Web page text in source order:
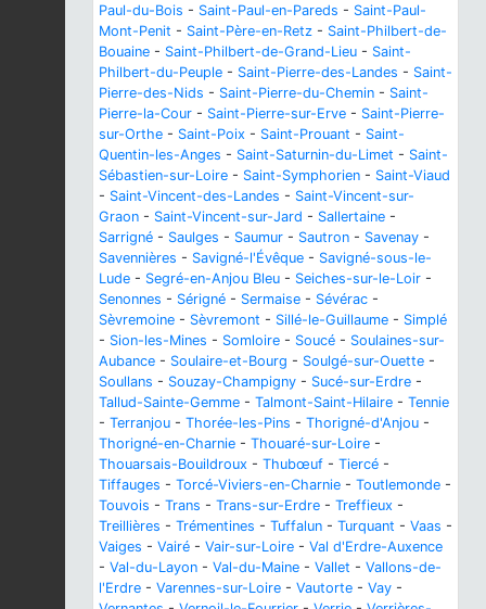
Paul-du-Bois - Saint-Paul-en-Pareds - Saint-Paul-
Mont-Penit - Saint-Père-en-Retz - Saint-Philbert-de-
Bouaine - Saint-Philbert-de-Grand-Lieu - Saint-
Philbert-du-Peuple - Saint-Pierre-des-Landes - Saint-
Pierre-des-Nids - Saint-Pierre-du-Chemin - Saint-
Pierre-la-Cour - Saint-Pierre-sur-Erve - Saint-Pierre-
sur-Orthe - Saint-Poix - Saint-Prouant - Saint-
Quentin-les-Anges - Saint-Saturnin-du-Limet - Saint-
Sébastien-sur-Loire - Saint-Symphorien - Saint-Viaud
- Saint-Vincent-des-Landes - Saint-Vincent-sur-
Graon - Saint-Vincent-sur-Jard - Sallertaine -
Sarrigné - Saulges - Saumur - Sautron - Savenay -
Savennières - Savigné-l'Évêque - Savigné-sous-le-
Lude - Segré-en-Anjou Bleu - Seiches-sur-le-Loir -
Senonnes - Sérigné - Sermaise - Sévérac -
Sèvremoine - Sèvremont - Sillé-le-Guillaume - Simplé
- Sion-les-Mines - Somloire - Soucé - Soulaines-sur-
Aubance - Soulaire-et-Bourg - Soulgé-sur-Ouette -
Soullans - Souzay-Champigny - Sucé-sur-Erdre -
Tallud-Sainte-Gemme - Talmont-Saint-Hilaire - Tennie
- Terranjou - Thorée-les-Pins - Thorigné-d'Anjou -
Thorigné-en-Charnie - Thouaré-sur-Loire -
Thouarsais-Bouildroux - Thubœuf - Tiercé -
Tiffauges - Torcé-Viviers-en-Charnie - Toutlemonde -
Touvois - Trans - Trans-sur-Erdre - Treffieux -
Treillières - Trémentines - Tuffalun - Turquant - Vaas -
Vaiges - Vairé - Vair-sur-Loire - Val d'Erdre-Auxence
- Val-du-Layon - Val-du-Maine - Vallet - Vallons-de-
l'Erdre - Varennes-sur-Loire - Vautorte - Vay -